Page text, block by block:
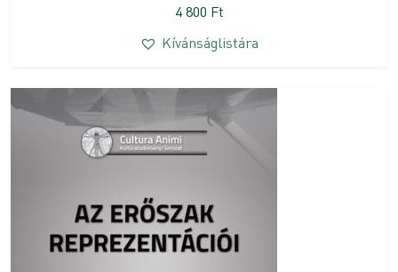
4 800 Ft
Kívánságlistára